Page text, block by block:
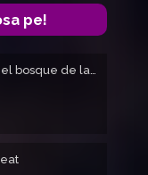
pe!
Hotarubi no Mori e – En el bosque de la luz de las luciérnagas